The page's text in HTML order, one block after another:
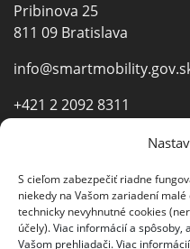
S cieľom zabezpečiť riadne
niekedy na Vašom zariadení
technicky nevyhnutné cookies
účely).Viac informácií a spôsoby,
Vašom prehliadači.Viac
Pribinova 25
811 09 Bratislava
+421 2 2092 8311